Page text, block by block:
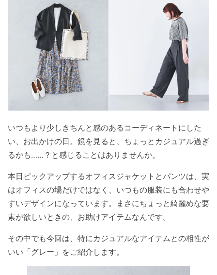
いつもより少しきちんと感のあるコーディネートにした
い、お出かけの日。鏡を見ると、ちょっとカジュアル過ぎ
るかも……？と感じることはありませんか。
本日ピックアップするオフィスジャケットとパンツは、実
はオフィスの場だけではなく、いつもの服装にも合わせや
すいデザインになっています。まさにちょっと綺麗めな要
素が欲しいときの、お助けアイテムなんです。
その中でも今回は、特にカジュアルなアイテムとの相性が
いい「グレー」をご紹介します。